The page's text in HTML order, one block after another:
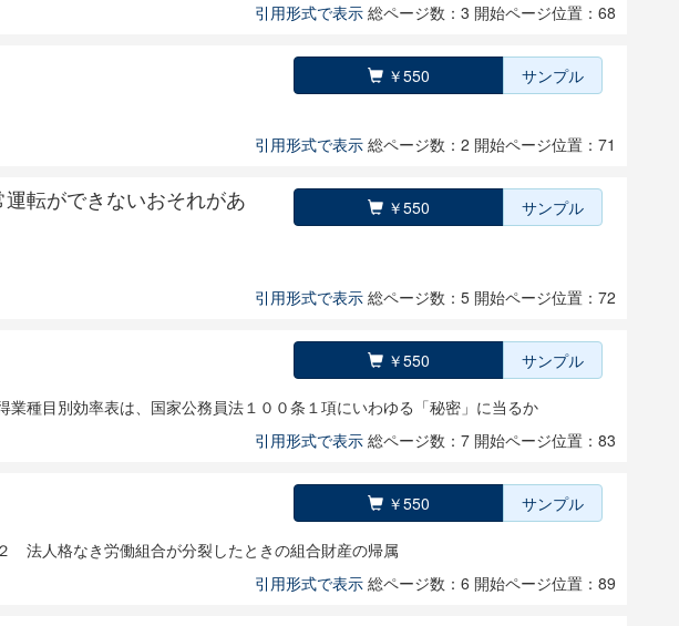
引用形式で表示 総ページ数：3 開始ページ位置：68
￥550
サンプル
引用形式で表示 総ページ数：2 開始ページ位置：71
転ができないおそれがあ ￥550 サンプル
引用形式で表示 総ページ数：5 開始ページ位置：72
￥550 サンプル
種目別効率表は、国家公務員法１００条１項にいわゆる「秘密」に当るか
引用形式で表示 総ページ数：7 開始ページ位置：83
￥550 サンプル
人格なき労働組合が分裂したときの組合財産の帰属
引用形式で表示 総ページ数：6 開始ページ位置：89